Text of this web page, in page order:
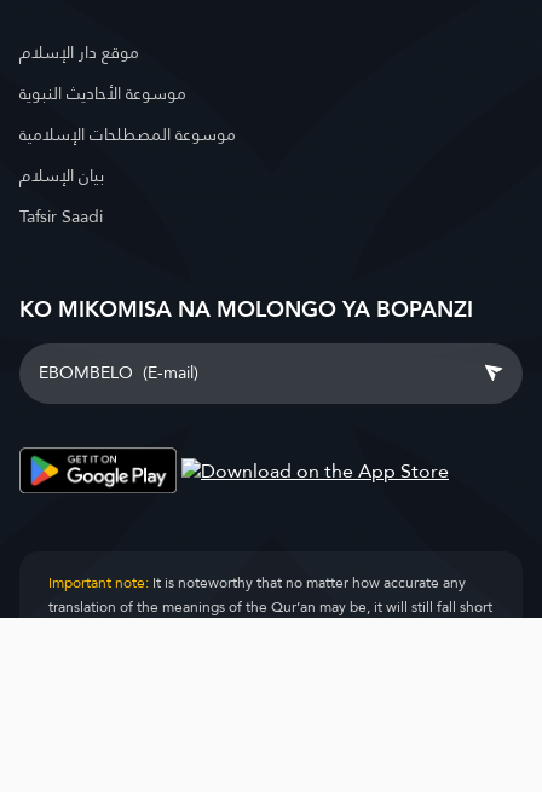
موقع دار الإسلام
موسوعة الأحاديث النبوية
موسوعة المصطلحات الإسلامية
بيان الإسلام
Tafsir Saadi
KO MIKOMISA NA MOLONGO YA BOPANZI
Important note:It is noteworthy that no matter how accurate any
translation of the meanings of the Qur’an may be, it will still fall short